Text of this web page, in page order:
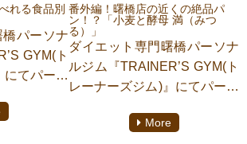
う。
れにより痩せやすい身体へと
変化していくのです。
れる食品別
パーソナ
GYM(ト
にてパーソ
紹介いた
番外編！曙橋店の近くの絶品パ
ン！？「小麦と酵母 満（みつ
る）」
ダイエット専門曙橋パーソナ
ルジム『TRAINER’S GYM(ト
レーナーズジム)』にてパーソ
ます【清瀬 淳】がご紹介いた
More